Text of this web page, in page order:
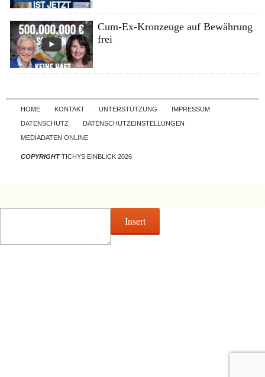
Cum-Ex-Kronzeuge auf Bewährung
frei
Skip to content
HOME KONTAKT UNTERSTÜTZUNG
IMPRESSUM
DATENSCHUTZ
DATENSCHUTZEINSTELLUNGEN
MEDIADATEN ONLINE
COPYRIGHTTICHYS EINBLICK 2026
Insert